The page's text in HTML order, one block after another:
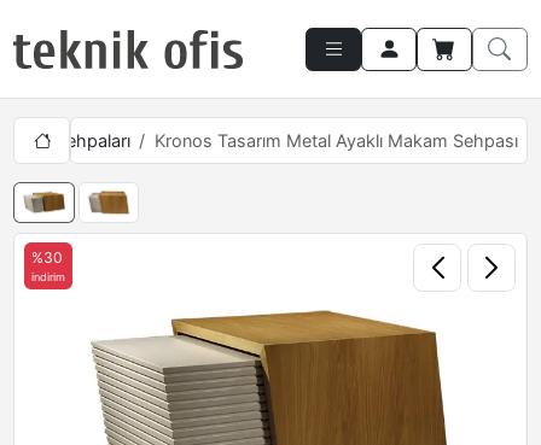
Sehpaları Kronos Tasarım Metal Ayaklı Makam Sehpası
%30
indirim